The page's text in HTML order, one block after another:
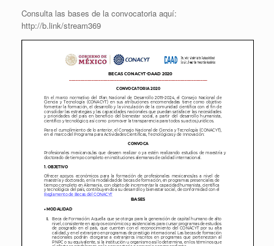
Consulta las bases de la convocatoria aquí:
http://b.link/stream369